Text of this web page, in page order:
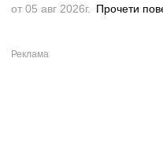
от 05 авг 2026г. Прочети